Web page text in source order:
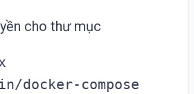
cho thư mục
compose